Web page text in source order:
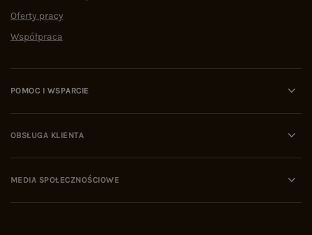
Oferty pracy
Współpraca
POMOC I WSPARCIE
OBSŁUGA KLIENTA
MEDIA SPOŁECZNOŚCIOWE